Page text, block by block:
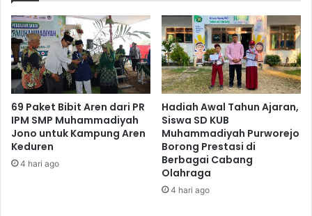
69 Paket Bibit Aren dari PR
IPM SMP Muhammadiyah
Jono untuk Kampung Aren
Keduren
4 hari ago
Hadiah Awal Tahun Ajaran,
Siswa SD KUB
Muhammadiyah Purworejo
Borong Prestasi di
Berbagai Cabang
Olahraga
4 hari ago